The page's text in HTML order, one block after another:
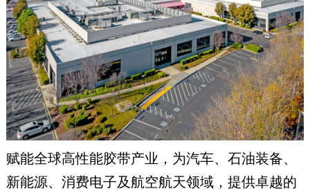
赋能全球高性能胶带产业，为汽车、石油装备、
新能源、消费电子及航空航天领域，提供卓越的